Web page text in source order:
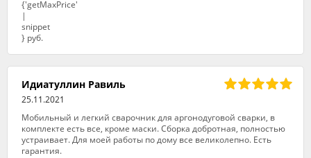
Идиатуллин Равиль
25.11.2021
Мобильный и легкий сварочник для аргонодуговой сварки, в
комплекте есть все, кроме маски. Сборка добротная, полностью
устраивает. Для моей работы по дому все великолепно. Есть
гарантия.